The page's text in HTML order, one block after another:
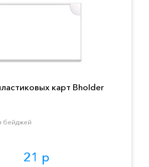
карт Bholder
бейджей
21 р